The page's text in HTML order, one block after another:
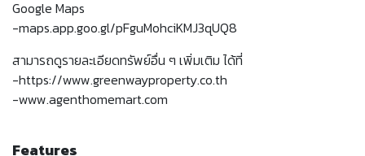
Google Maps
-maps.app.goo.gl/pFguMohciKMJ3qUQ8
สามารถดูรายละเอียดทรัพย์อื่น ๆ เพิ่มเติม ได้ที่
-https://www.greenwayproperty.co.th
-www.agenthomemart.com
Features